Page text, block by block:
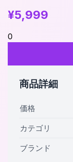
¥5,999
0
商品詳細
価格
カテゴリ
ブランド